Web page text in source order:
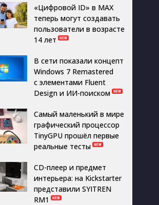
«Цифровой ID» в MAX
теперь могут создавать
пользователи в возрасте
14 лет
В сети показали концепт
Windows 7 Remastered
с элементами Fluent
Design и ИИ-поиском
Самый маленький в мире
графический процессор
TinyGPU прошёл первые
реальные тесты
CD-плеер и предмет
интерьера: на Kickstarter
представили SYITREN
RM1